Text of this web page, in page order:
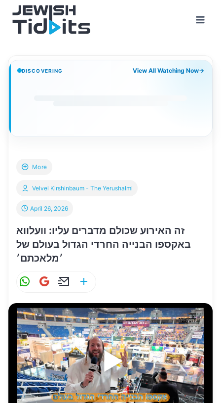
content
DISCOVERING View All Watching Now→
More
זה האירוע שכולם מדברים עליו: וועלווא
באקספו הבנייה החרדי הגדול בעולם של
׳מלאכתם׳
Velvel Kirshinbaum - The Yerushalmi
April 26, 2026
W
at
s
A
p
p
G
ai
l
E
ai
l
ar
e